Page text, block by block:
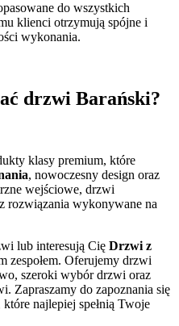
do wszystkich
klienci otrzymują spójne i
wykonania.
drzwi Barański?
klasy premium, które
, nowoczesny design oraz
wejściowe, drzwi
rozwiązania wykonywane na
lub interesują Cię Drzwi z
zespołem. Oferujemy drzwi
szeroki wybór drzwi oraz
Zapraszamy do zapoznania się
najlepiej spełnią Twoje